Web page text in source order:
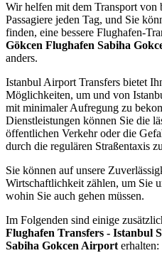
Wir helfen mit dem Transport von
Passagiere jeden Tag, und Sie
finden, eine bessere Flughafen-
Gökcen Flughafen Sabiha
anders.
Istanbul Airport Transfers bietet
Möglichkeiten, um und von
mit minimaler Aufregung zu
Dienstleistungen können Sie die
öffentlichen Verkehr oder die
durch die regulären Straßentaxis
Sie können auf unsere
Wirtschaftlichkeit zählen, um Sie
wohin Sie auch gehen müssen.
Im Folgenden sind einige
Flughafen Transfers - Istanbul
Sabiha Gokcen Airport erhalten: